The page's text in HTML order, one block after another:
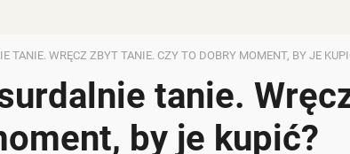
TANIE. WRĘCZ ZBYT TANIE. CZY TO DOBRY MOMENT, BY JE
tanie.
by je kupić?